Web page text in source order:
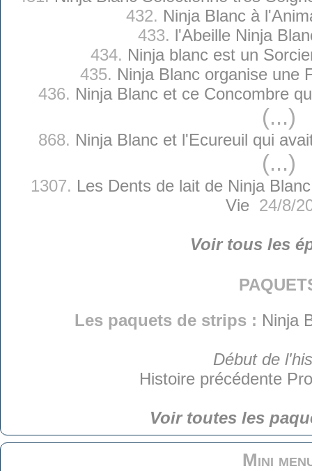
432. Ninja Blanc à
433. l'Abeille Ninja
434. Ninja blanc est un
435. Ninja Blanc organise une
436. Ninja Blanc et ce Concombre
(...)
868. Ninja Blanc et l'Ecureuil qui
(...)
1307. Les Dents de lait de Ninja
Vie24/8/
Voir tous les
Les paquets de strips : Ninja
Début de
Histoire précédente
Voir toutes les
Mini